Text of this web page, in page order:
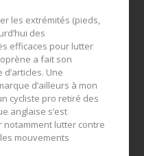
les extrémités (pieds,
des
efficaces pour lutter
a fait son
Une
d’ailleurs à mon
cycliste pro retiré des
anglaise s’est
notamment lutter contre
mouvements